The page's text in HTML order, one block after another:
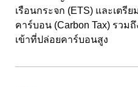
เรือนกระจก (ETS) และเตรี
คาร์บอน (Carbon Tax) รวม
เข้าที่ปล่อยคาร์บอนสูง